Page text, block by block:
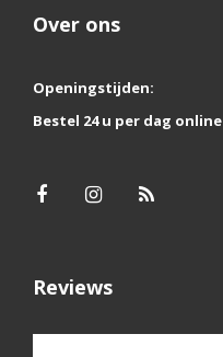
Over ons
Openingstijden:
Bestel 24 u per dag online
Reviews